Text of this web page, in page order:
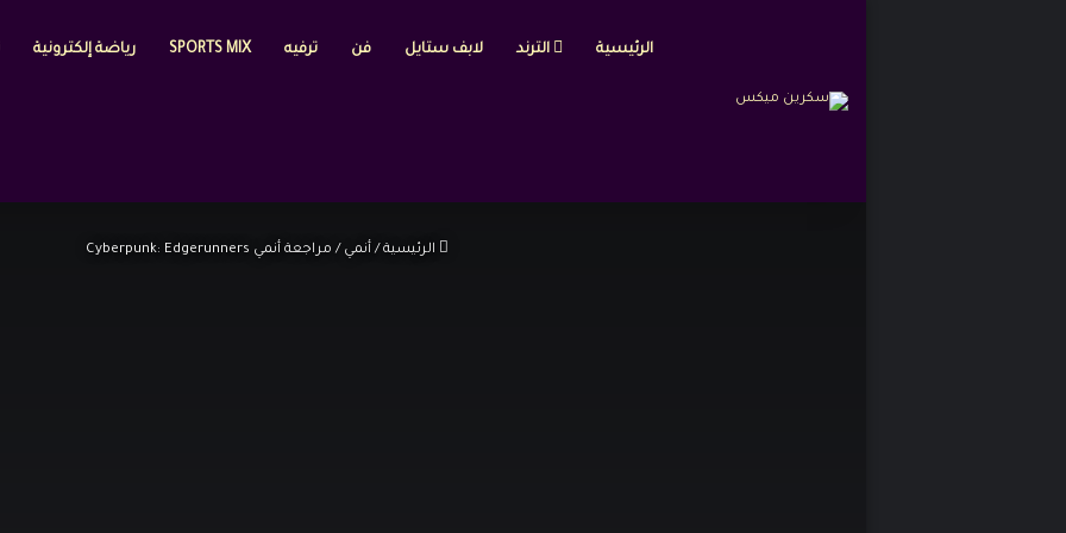
الرئيسية الترند لابف ستايل فن ترفيه SPORTS MIX رياضة إلكترونية
الرئيسية / أنمي / مراجعة أنمي Cyberpunk: Edgerunners